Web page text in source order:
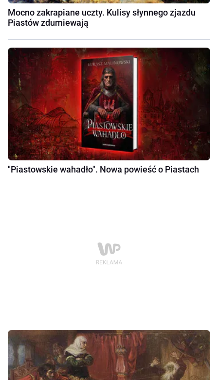
Mocno zakrapiane uczty. Kulisy słynnego zjazdu
Piastów zdumiewają
"Piastowskie wahadło". Nowa powieść o Piastach